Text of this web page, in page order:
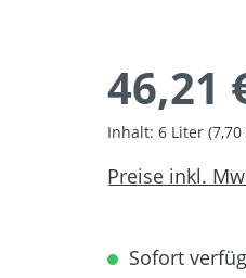
46,21
Inhalt: 6 Liter
Preise inkl.
Sofort